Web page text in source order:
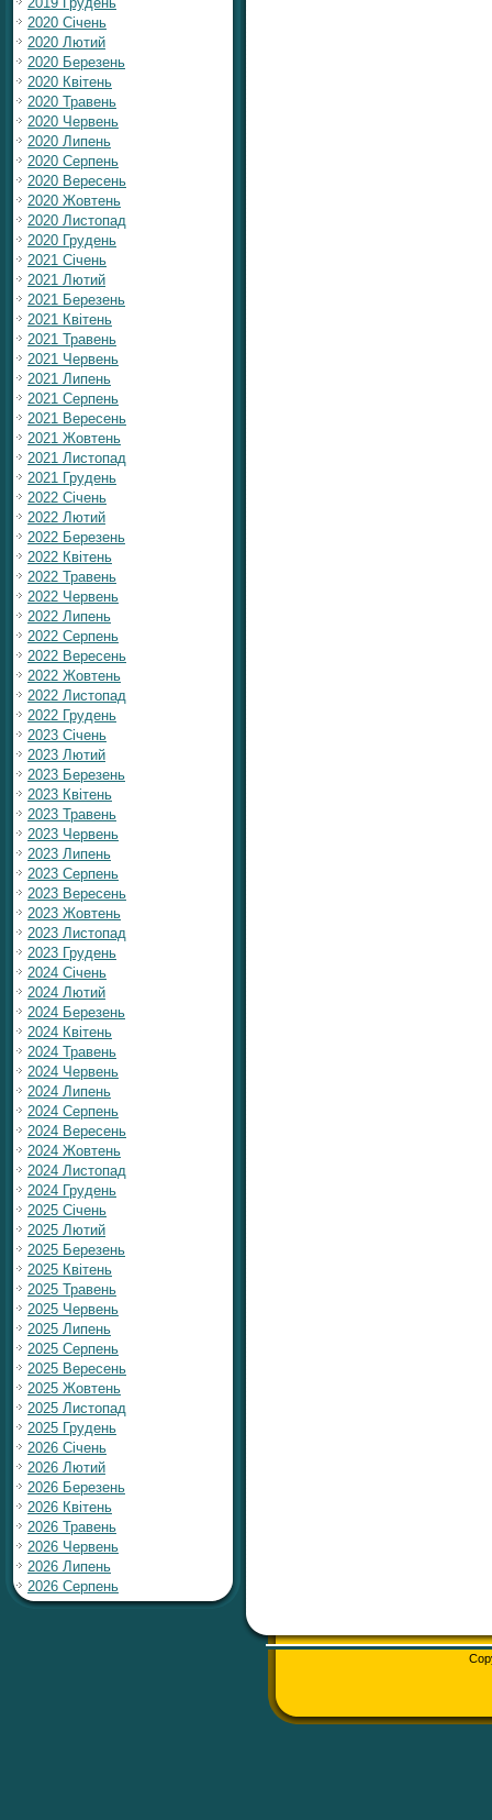
2020 Січень
2020 Лютий
2020 Березень
2020 Квітень
2020 Травень
2020 Червень
2020 Липень
2020 Серпень
2020 Вересень
2020 Жовтень
2020 Листопад
2020 Грудень
2021 Січень
2021 Лютий
2021 Березень
2021 Квітень
2021 Травень
2021 Червень
2021 Липень
2021 Серпень
2021 Вересень
2021 Жовтень
2021 Листопад
2021 Грудень
2022 Січень
2022 Лютий
2022 Березень
2022 Квітень
2022 Травень
2022 Червень
2022 Липень
2022 Серпень
2022 Вересень
2022 Жовтень
2022 Листопад
2022 Грудень
2023 Січень
2023 Лютий
2023 Березень
2023 Квітень
2023 Травень
2023 Червень
2023 Липень
2023 Серпень
2023 Вересень
2023 Жовтень
2023 Листопад
2023 Грудень
2024 Січень
2024 Лютий
2024 Березень
2024 Квітень
2024 Травень
2024 Червень
2024 Липень
2024 Серпень
2024 Вересень
2024 Жовтень
2024 Листопад
2024 Грудень
2025 Січень
2025 Лютий
2025 Березень
2025 Квітень
2025 Травень
2025 Червень
2025 Липень
2025 Серпень
2025 Вересень
2025 Жовтень
2025 Листопад
2025 Грудень
2026 Січень
2026 Лютий
2026 Березень
2026 Квітень
2026 Травень
2026 Червень
2026 Липень
2026 Серпень